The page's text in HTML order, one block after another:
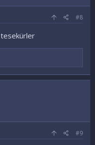
#8
tesekürler
#9